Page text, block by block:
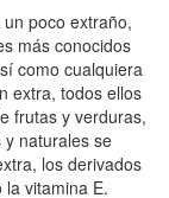
poco extraño,
más conocidos
como cualquiera
extra, todos ellos
frutas y verduras,
naturales se
los derivados
vitamina E.